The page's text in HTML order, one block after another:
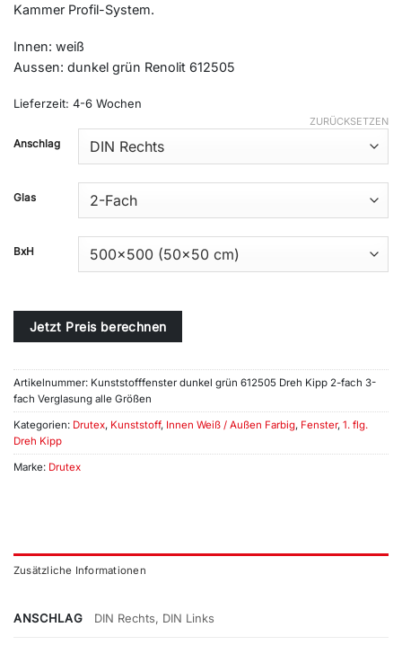
Kammer Profil-System.
Innen: weiß
Aussen: dunkel grün Renolit 612505
Lieferzeit: 4-6 Wochen
Anschlag
Glas
BxH
ZURÜCKSETZEN
Jetzt Preis berechnen
Artikelnummer: Kunststofffenster dunkel grün 612505 Dreh Kipp 2-fach 3-
fach Verglasung alle Größen
Kategorien: Drutex, Kunststoff, Innen Weiß / Außen Farbig, Fenster, 1. flg.
Dreh Kipp
Marke: Drutex
Zusätzliche Informationen
ANSCHLAG DIN Rechts, DIN Links